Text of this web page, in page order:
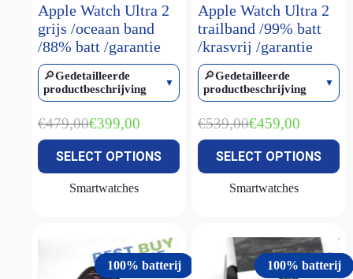
Apple Watch Ultra 2
grijs /oceaan band
/88% batt /garantie
🔎Gedetailleerde
productbeschrijving
€479,00Oorspronkelijke
was:
€479,00.
€399,00
Huidige
is:
€399,00.
SELECT OPTIONS
Smartwatches
Apple Watch Ultra 2
trailband /99% batt
/krasvrij /garantie
🔎Gedetailleerde
productbeschrijving
€539,00Oorspronkelijke
was:
€539,00.
€459,00
Huidige
is:
€459,00.
SELECT OPTIONS
Smartwatches
100% batterij 100% batterij
iPhone 15 Pro Max(2)
iPhone 16(1)
iPhone 16 plus
(1)
iPhone 16 pro(2)
iPhone 16 pro max(1)
iPhone 16e
iPhone 17E(1)
iPhone SE (2022)(2)
MacBook Air M2(1)
MacBook Air M2 15 inch(1)